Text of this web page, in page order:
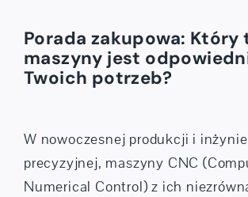
Porada zakupowa: Który
maszyny jest
Twoich potrzeb?
W nowoczesnej produkcji i
precyzyjnej, maszyny CNC
Numerical Control) z ich